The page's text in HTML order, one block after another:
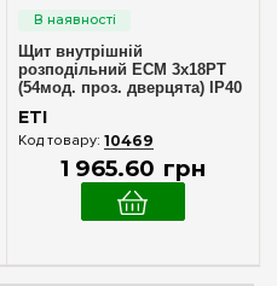
Щит внутрішній
розподільний ECM 3x18PT
(54мод. проз. дверцята) IP40
ETI
10469
1 965.60 грн